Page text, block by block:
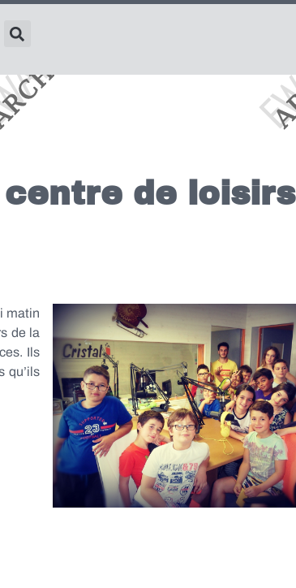
de loisirs
matin
de la
Ils
qu’ils